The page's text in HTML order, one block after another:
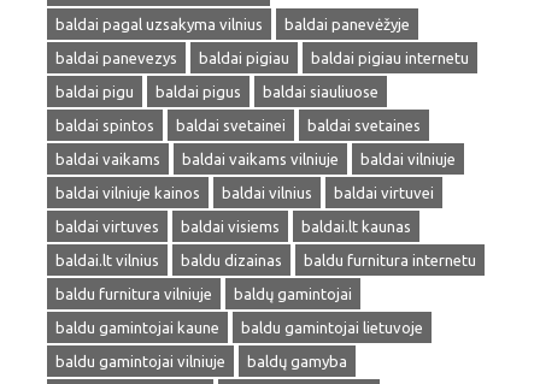
baldai pagal uzsakyma vilnius
baldai panevėžyje
baldai panevezys
baldai pigiau
baldai pigiau internetu
baldai pigu
baldai pigus
baldai siauliuose
baldai spintos
baldai svetainei
baldai svetaines
baldai vaikams
baldai vaikams vilniuje
baldai vilniuje
baldai vilniuje kainos
baldai vilnius
baldai virtuvei
baldai virtuves
baldai visiems
baldai.lt kaunas
baldai.lt vilnius
baldu dizainas
baldu furnitura internetu
baldu furnitura vilniuje
baldų gamintojai
baldu gamintojai kaune
baldu gamintojai lietuvoje
baldu gamintojai vilniuje
baldų gamyba